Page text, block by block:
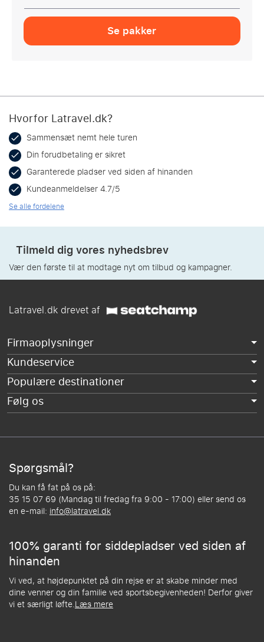
Se pakker
Hvorfor Latravel.dk?
Sammensæt nemt hele turen
Din forudbetaling er sikret
Garanterede pladser ved siden af hinanden
Kundeanmeldelser 4.7/5
Se alle fordelene
Tilmeld dig vores nyhedsbrev
Vær den første til at modtage nyt om tilbud og kampagner.
Latravel.dk drevet af
Firmaoplysninger
Kundeservice
Populære destinationer
Følg os
Spørgsmål?
Du kan få fat på os på:
35 15 07 69 (Mandag til fredag fra 9:00 - 17:00) eller send os
en e-mail: info@latravel.dk
100% garanti for siddepladser ved siden af
hinanden
Vi ved, at højdepunktet på din rejse er at skabe minder med
dine venner og din familie ved sportsbegivenheden! Derfor giver
vi et særligt løfte.Læs mere